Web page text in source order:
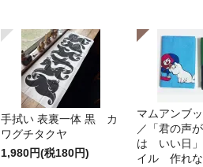
手拭い 表裏一体 黒 カ
ワグチタクヤ
1,980円(税180円)
マムアンブ
／「君の声
は いい日」
イル 作れ